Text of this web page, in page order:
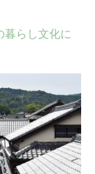
暮らし文化に